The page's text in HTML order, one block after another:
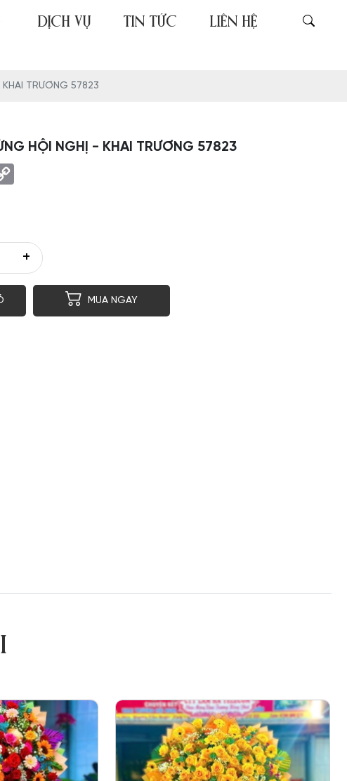
DỊCH VỤ TIN TỨC LIÊN HỆ
TRƯƠNG 57823
HỘI NGHỊ - KHAI TRƯƠNG 57823
+
MUA NGAY